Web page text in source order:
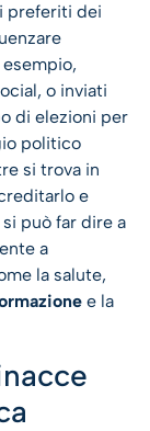
preferiti dei
o inviati
di elezioni per
politico
si trova in
e
può far dire a
a
la salute,
e la